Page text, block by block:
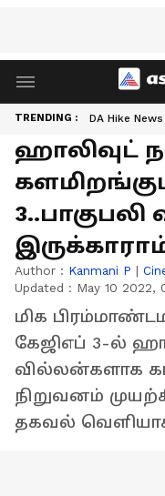
TRENDING : DA Hike News
ஹாலிவுட்
Author : Kanmani P |
Updated : May 10 2022,
மிக
கேஜிஎப் 3-ல்
வில்லன்களாக
நிறுவனம்
தகவல்